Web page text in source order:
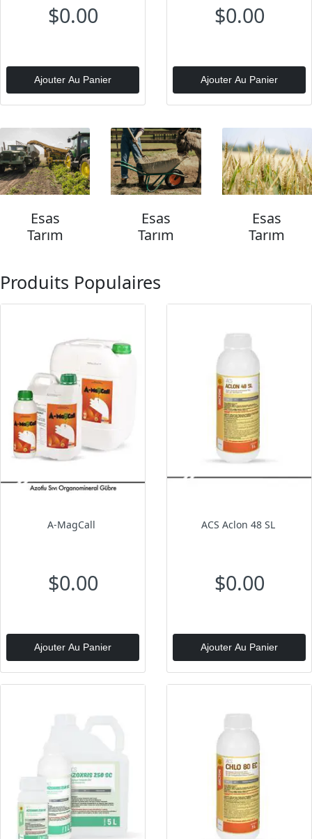
$0.00
Ajouter Au Panier
$0.00
Ajouter Au Panier
Esas
Tarım
Esas
Tarım
Esas
Tarım
Produits Populaires
A-MagCall
$0.00
Ajouter Au Panier
ACS Aclon 48 SL
$0.00
Ajouter Au Panier